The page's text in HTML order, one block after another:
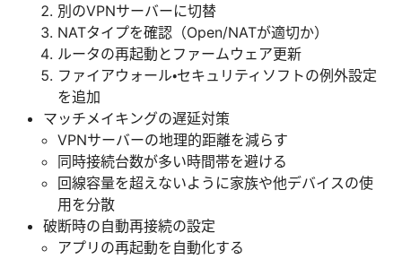
別のVPNサーバーに切替
NATタイプを確認（Open/NATが適切か）
ルータの再起動とファームウェア更新
ファイアウォール・セキュリティソフトの例外設定
を追加
マッチメイキングの遅延対策
VPNサーバーの地理的距離を減らす
同時接続台数が多い時間帯を避ける
回線容量を超えないように家族や他デバイスの使
用を分散
破断時の自動再接続の設定
アプリの再起動を自動化する